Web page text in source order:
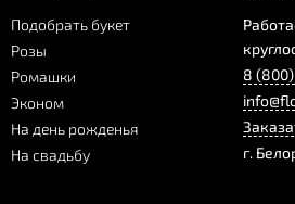
Подобрать букет
Розы
Ромашки
Эконом
На день рожденья
На свадьбу
8
г.